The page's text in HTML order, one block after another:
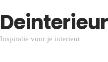
Inspiratie voor je interieur